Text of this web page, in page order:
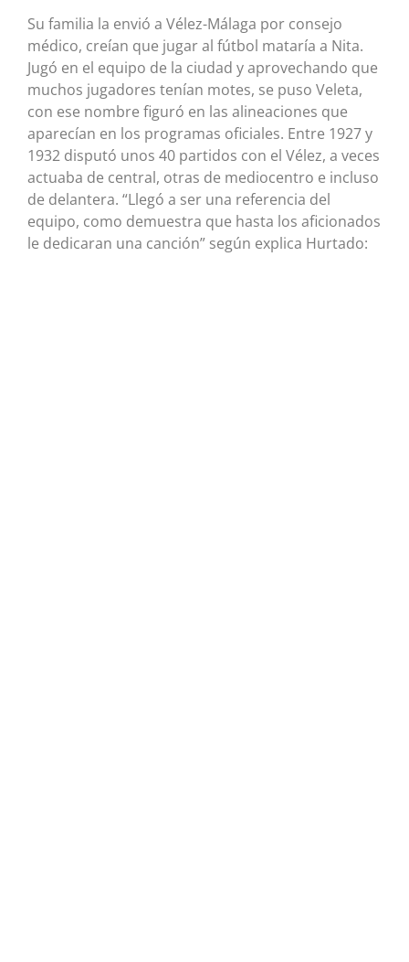
Su familia la envió a Vélez-Málaga por consejo
médico, creían que jugar al fútbol mataría a Nita.
Jugó en el equipo de la ciudad y aprovechando que
muchos jugadores tenían motes, se puso Veleta,
con ese nombre figuró en las alineaciones que
aparecían en los programas oficiales. Entre 1927 y
1932 disputó unos 40 partidos con el Vélez, a veces
actuaba de central, otras de mediocentro e incluso
de delantera. “Llegó a ser una referencia del
equipo, como demuestra que hasta los aficionados
le dedicaran una canción” según explica Hurtado: